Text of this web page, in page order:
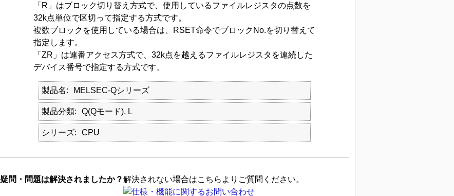
「R」はブロック切り替え方式で、使用しているファイルレジスタの点数を
32k点単位で区切って指定する方式です。
複数ブロックを使用している場合は、RSET命令でブロックNo.を切り替えて
指定します。
「ZR」は連番アクセス方式で、32k点を越えるファイルレジスタを連続した
デバイス番号で指定する方式です。
製品名 MELSEC-Qシリーズ
製品分類 Q(Qモード), L
シリーズ CPU
疑問・問題は解決されましたか？解決されない場合はこちらよりご質問ください。